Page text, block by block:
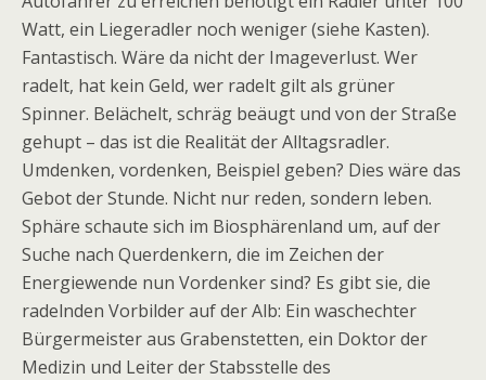
Watt, ein Liegeradler noch weniger (siehe Kasten).
Fantastisch. Wäre da nicht der Imageverlust. Wer
radelt, hat kein Geld, wer radelt gilt als grüner
Spinner. Belächelt, schräg beäugt und von der Straße
gehupt – das ist die Realität der Alltagsradler.
Umdenken, vordenken, Beispiel geben? Dies wäre das
Gebot der Stunde. Nicht nur reden, sondern leben.
Sphäre schaute sich im Biosphärenland um, auf der
Suche nach Querdenkern, die im Zeichen der
Energiewende nun Vordenker sind? Es gibt sie, die
radelnden Vorbilder auf der Alb: Ein waschechter
Bürgermeister aus Grabenstetten, ein Doktor der
Medizin und Leiter der Stabsstelle des